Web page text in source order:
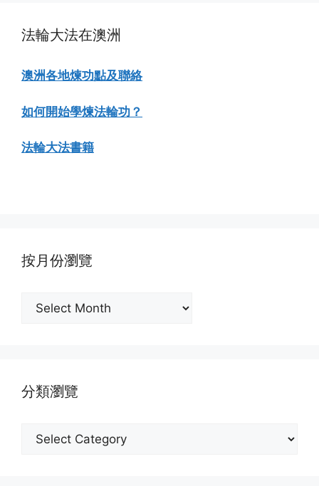
法輪大法在澳洲
澳洲各地煉功點及聯絡
如何開始學煉法輪功？
法輪大法書籍
按月份瀏覽
分類瀏覽